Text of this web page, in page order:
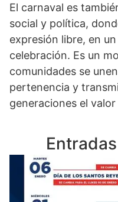
El carnaval es
social y política,
expresión libre, en
celebración. Es un
comunidades se
pertenencia y
generaciones el